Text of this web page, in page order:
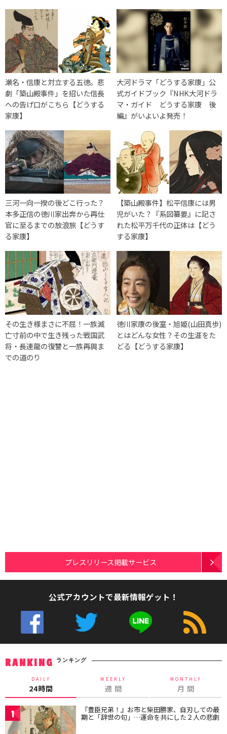
瀬名・信康と対立する五徳。悲
劇「築山殿事件」を招いた信長
への告げ口がこちら【どうする
家康】
大河ドラマ「どうする家康」公
式ガイドブック『NHK大河ドラ
マ・ガイド どうする家康 後
編』がいよいよ発売！
三河一向一揆の後どこ行った？
本多正信の徳川家出奔から再仕
官に至るまでの放浪旅【どうす
る家康】
【築山殿事件】松平信康には男
児がいた？『系図纂要』に記さ
れた松平万千代の正体は【どう
する家康】
その生き様まさに不屈！一族滅
亡寸前の中で生き残った戦国武
将・長連龍の復讐と一族再興ま
での道のり
徳川家康の後室・旭姫(山田真歩)
とはどんな女性？その生涯をた
どる【どうする家康】
プレスリリース掲載サービス
公式アカウントで最新情報ゲット！
RANKING ランキング
DAILY
24時間
WEEKLY
週 間
MONTHLY
月 間
1 『豊臣兄弟！』お市と柴田勝家、自刃しての最
期と「辞世の句」…運命を共にした２人の悲劇